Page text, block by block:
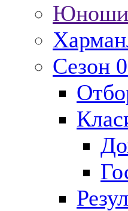
Юноши
Сезон